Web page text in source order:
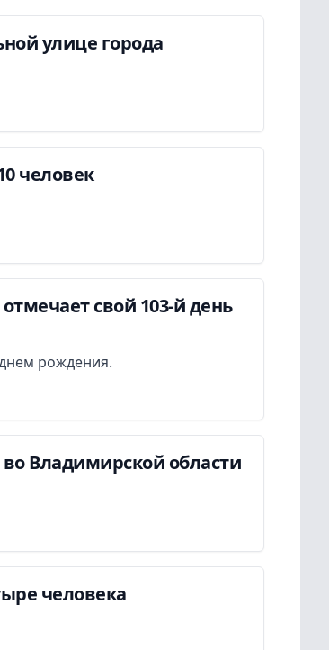
улице города
человек
свой 103-й день
рождения.
во Владимирской области
человека